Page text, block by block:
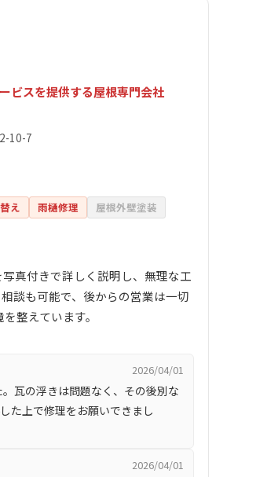
ビスを提供する屋根専門会社
10-7
え 雨樋修理 屋根外壁塗装
真付きで詳しく説明し、無理な工
談も可能で、後からの営業は一切
整えています。
2026/04/01
瓦の浮きは問題なく、その後別な
た上で修理をお願いできまし
2026/04/01